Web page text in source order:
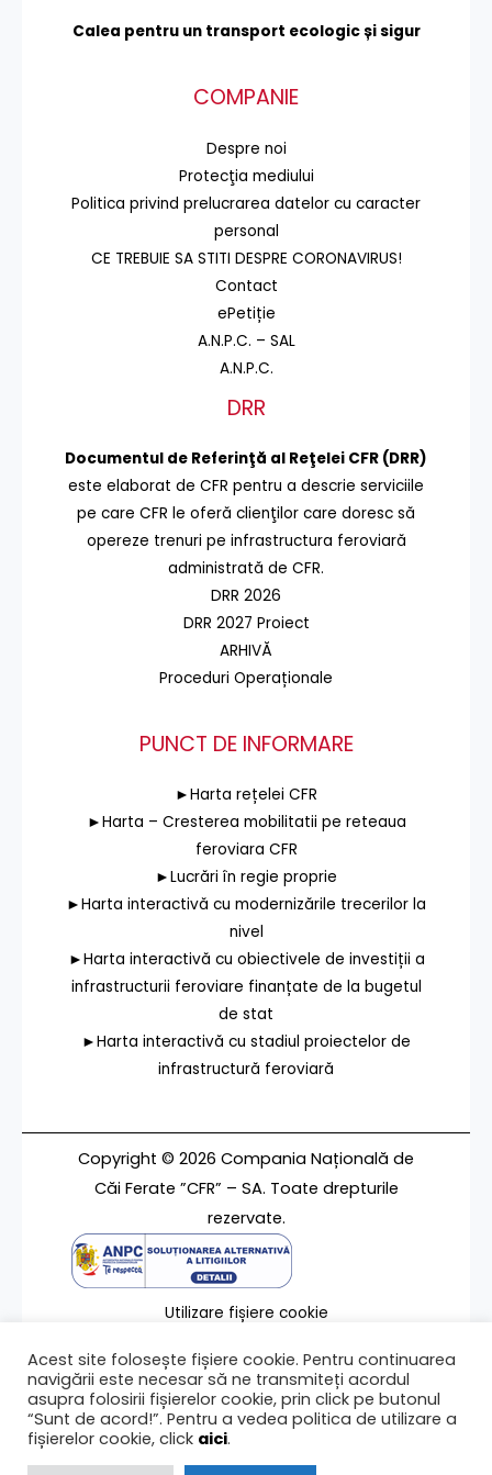
Calea pentru un transport ecologic și sigur
COMPANIE
Despre noi
Protecţia mediului
Politica privind prelucrarea datelor cu caracter
personal
CE TREBUIE SA STITI DESPRE CORONAVIRUS!
Contact
ePetiție
A.N.P.C. – SAL
A.N.P.C.
DRR
Documentul de Referinţă al Reţelei CFR (DRR)
este elaborat de CFR pentru a descrie serviciile
pe care CFR le oferă clienţilor care doresc să
opereze trenuri pe infrastructura feroviară
administrată de CFR.
DRR 2026
DRR 2027 Proiect
ARHIVĂ
Proceduri Operaționale
PUNCT DE INFORMARE
►Harta rețelei CFR
►Harta – Cresterea mobilitatii pe reteaua
feroviara CFR
►Lucrări în regie proprie
►Harta interactivă cu modernizările trecerilor la
nivel
►Harta interactivă cu obiectivele de investiții a
infrastructurii feroviare finanțate de la bugetul
de stat
►Harta interactivă cu stadiul proiectelor de
infrastructură feroviară
Copyright © 2026 Compania Națională de
Căi Ferate ”CFR” – SA. Toate drepturile
rezervate.
Utilizare fișiere cookie
Contact
Ultima modificare a paginii 03/12/2024
Acest site folosește fișiere cookie. Pentru continuarea
navigării este necesar să ne transmiteți acordul
asupra folosirii fișierelor cookie, prin click pe butonul
“Sunt de acord!”. Pentru a vedea politica de utilizare a
fișierelor cookie, click aici.